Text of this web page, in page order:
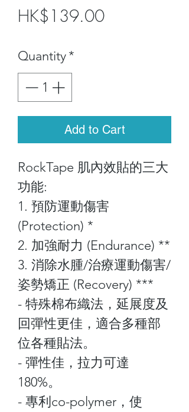
HK$139.00Sale
Quantity*
Add to Cart
RockTape 肌內效貼的三大
功能:
1. 預防運動傷害
(Protection) *
2. 加強耐力 (Endurance) **
3. 消除水腫/治療運動傷害/
姿勢矯正 (Recovery) ***
- 特殊棉布織法，延展度及
回彈性更佳，適合多種部
位各種貼法。
- 彈性佳，拉力可達
180%。
- 專利co-polymer，使